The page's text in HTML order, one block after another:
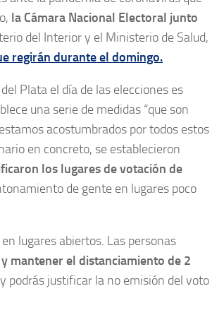
la Cámara Nacional Electoral junto
del Interior y el Ministerio de Salud,
regirán durante el domingo.
Plata el día de las elecciones es
una serie de medidas “que son
acostumbrados por todos estos
en concreto, se establecieron
los lugares de votación de
de gente en lugares poco
lugares abiertos. Las personas
mantener el distanciamiento de 2
y podrás justificar la no emisión del voto